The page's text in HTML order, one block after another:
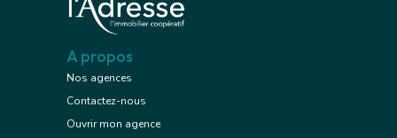
A propos
Nos agences
Contactez-nous
Ouvrir mon agence